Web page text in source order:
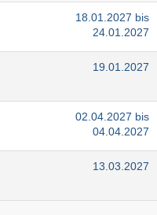
18.01.2027 bis
24.01.2027
19.01.2027
02.04.2027 bis
04.04.2027
13.03.2027